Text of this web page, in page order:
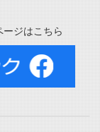
ジはこちら